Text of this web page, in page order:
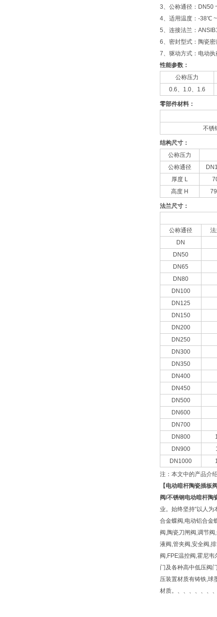
3、公称通径：DN50
4、适用温度：-38℃
5、连接法兰：
6、密封型式：陶瓷
7、驱动方式：电动
性能参数：
公称压力
0.6、1.0、1.6
零部件材料：
不锈
结构尺寸：
公称压力
公称通径
厚度 L
高度 H
法兰尺寸：
公称通径
DN
DN50
DN65
DN80
DN100
DN125
DN150
DN200
DN250
DN300
DN350
DN400
DN450
DN500
DN600
DN700
DN800
DN900
DN1000
注：本文中的产品介
【电动暗杆陶瓷插板
阀/不锈钢电动暗杆陶
业。始终坚持“以人为
合金蝶阀,电动铝合金
阀,陶瓷刀闸阀,调节
液阀,管夹阀,安全阀,
阀,FPE温控阀,霍尼
门及各种高中低压阀
压装置材质有铸铁,球
材质。、、、、、、